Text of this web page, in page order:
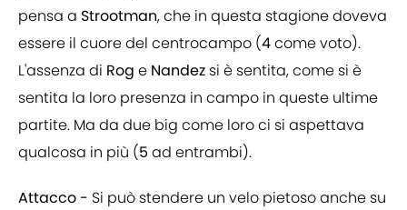
pensa a Strootman, che in questa stagione doveva
essere il cuore del centrocampo (4come voto).
L'assenza di Rog e Nandez si è sentita, come si è
sentita la loro presenza in campo in queste ultime
partite. Ma da due big come loro ci si aspettava
qualcosa in più (5 ad entrambi).
Attacco - Si può stendere un velo pietoso anche su